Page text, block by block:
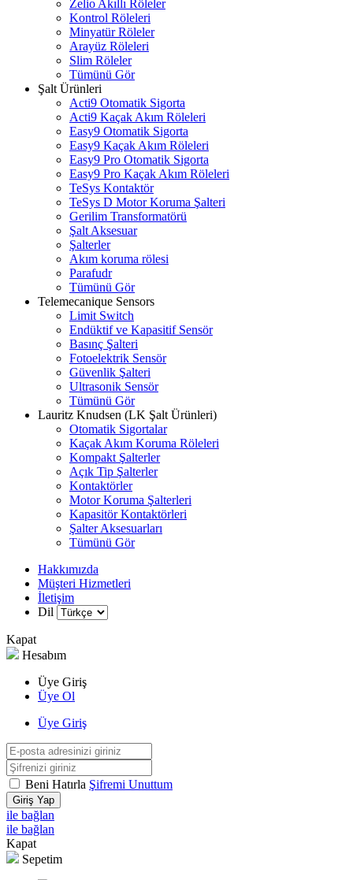
Zelio Akıllı Röleler
Kontrol Röleleri
Minyatür Röleler
Arayüz Röleleri
Slim Röleler
Tümünü Gör
Şalt Ürünleri
Acti9 Otomatik Sigorta
Acti9 Kaçak Akım Röleleri
Easy9 Otomatik Sigorta
Easy9 Kaçak Akım Röleleri
Easy9 Pro Otomatik Sigorta
Easy9 Pro Kaçak Akım Röleleri
TeSys Kontaktör
TeSys D Motor Koruma Şalteri
Gerilim Transformatörü
Şalt Aksesuar
Şalterler
Akım koruma rölesi
Parafudr
Tümünü Gör
Telemecanique Sensors
Limit Switch
Endüktif ve Kapasitif Sensör
Basınç Şalteri
Fotoelektrik Sensör
Güvenlik Şalteri
Ultrasonik Sensör
Tümünü Gör
Lauritz Knudsen (LK Şalt Ürünleri)
Otomatik Sigortalar
Kaçak Akım Koruma Röleleri
Kompakt Şalterler
Açık Tip Şalterler
Kontaktörler
Motor Koruma Şalterleri
Kapasitör Kontaktörleri
Şalter Aksesuarları
Tümünü Gör
Hakkımızda
Müşteri Hizmetleri
İletişim
Dil
Kapat
Hesabım
Üye Giriş
Üye Ol
Üye Giriş
Beni Hatırla Şifremi Unuttum
Giriş Yap
ile bağlan
ile bağlan
Kapat
Sepetim